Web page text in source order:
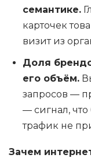
семантике.
карточек
визит из
Доля
его объём.
запросов —
— сигнал,
трафик не
Зачем